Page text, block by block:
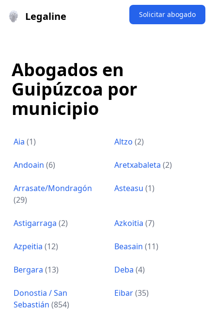
Legaline Solicitar abogado
Abogados en
Guipúzcoa por
municipio
Aia (1) Altzo (2)
Andoain (6) Aretxabaleta (2)
Arrasate/Mondragón
(29)
Asteasu (1)
Astigarraga (2) Azkoitia (7)
Azpeitia (12) Beasain (11)
Bergara (13) Deba (4)
Donostia / San
Sebastián (854)
Eibar(35)